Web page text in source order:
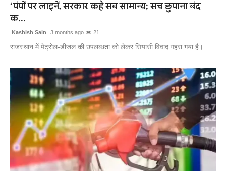
‘पंपों पर लाइनें, सरकार कहे सब सामान्य; सच छुपाना बंद
क...
Kashish Sain 3 months ago 21
राजस्थान में पेट्रोल-डीजल की उपलब्धता को लेकर सियासी विवाद गहरा गया है।